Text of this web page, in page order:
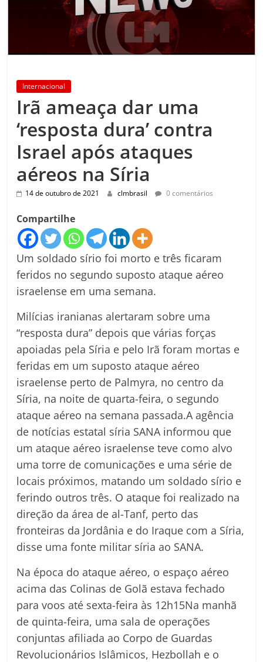
Internacional
Irã ameaça dar uma
‘resposta dura’ contra
Israel após ataques
aéreos na Síria
14 de outubro de 2021 clmbrasil 0 comentários
Compartilhe
Um soldado sírio foi morto e três ficaram
feridos no segundo suposto ataque aéreo
israelense em uma semana.
Milícias iranianas alertaram sobre uma
“resposta dura” depois que várias forças
apoiadas pela Síria e pelo Irã foram mortas e
feridas em um suposto ataque aéreo
israelense perto de Palmyra, no centro da
Síria, na noite de quarta-feira, o segundo
ataque aéreo na semana passada.A agência
de notícias estatal síria SANA informou que
um ataque aéreo israelense teve como alvo
uma torre de comunicações e uma série de
locais próximos, matando um soldado sírio e
ferindo outros três. O ataque foi realizado na
direção da área de al-Tanf, perto das
fronteiras da Jordânia e do Iraque com a Síria,
disse uma fonte militar síria ao SANA.
Na época do ataque aéreo, o espaço aéreo
acima das Colinas de Golã estava fechado
para voos até sexta-feira às 12h15Na manhã
de quinta-feira, uma sala de operações
conjuntas afiliada ao Corpo de Guardas
Revolucionários Islâmicos, Hezbollah e o